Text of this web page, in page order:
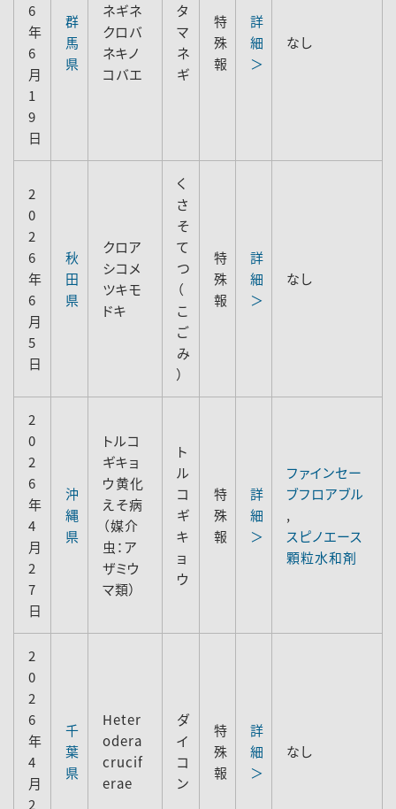
6
年
6
月
1
9
日
群
馬
県
ネギネ
クロバ
ネキノ
コバエ
タ
マ
ネ
ギ
特
殊
報
詳
細
＞
なし
2
0
2
6
年
6
月
5
日
秋
田
県
クロア
シコメ
ツキモ
ドキ
く
さ
そ
て
つ
（
こ
ご
み
）
特
殊
報
詳
細
＞
なし
2
0
2
6
年
4
月
2
7
日
沖
縄
県
トルコ
ギキョ
ウ黄化
えそ病
（媒介
虫：ア
ザミウ
マ類）
ト
ル
コ
ギ
キ
ョ
ウ
特
殊
報
詳
細
＞
ファインセー
ブフロアブル
,
スピノエース
顆粒水和剤
2
0
2
6
年
4
月
2
千
葉
県
Heter
odera
crucif
erae
ダ
イ
コ
ン
特
殊
報
詳
細
＞
なし